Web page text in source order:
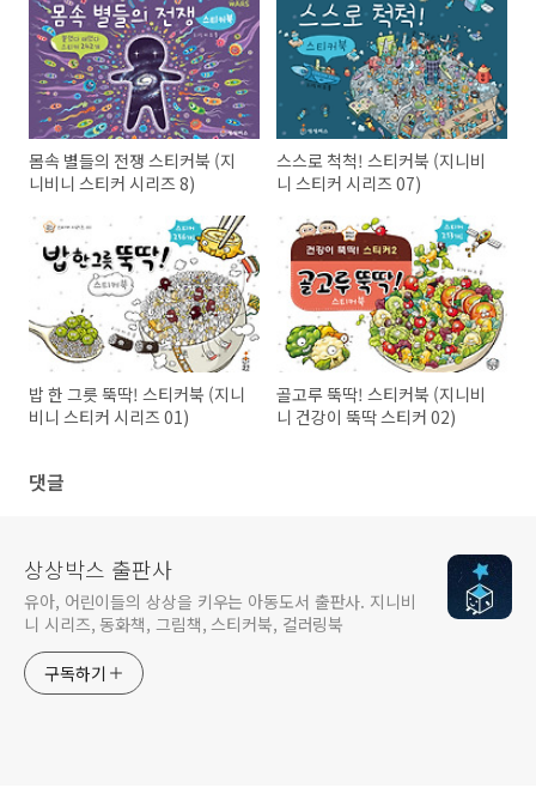
몸속 별들의 전쟁 스티커북 (지
니비니 스티커 시리즈 8)
스스로 척척! 스티커북 (지니비
니 스티커 시리즈 07)
밥 한 그릇 뚝딱! 스티커북 (지니
비니 스티커 시리즈 01)
골고루 뚝딱! 스티커북 (지니비
니 건강이 뚝딱 스티커 02)
댓글
상상박스 출판사
유아, 어린이들의 상상을 키우는 아동도서 출판사. 지니비
니 시리즈, 동화책, 그림책, 스티커북, 컬러링북
구독하기